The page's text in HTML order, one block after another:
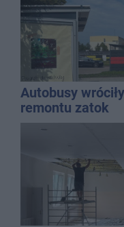
Autobusy
remontu zatok